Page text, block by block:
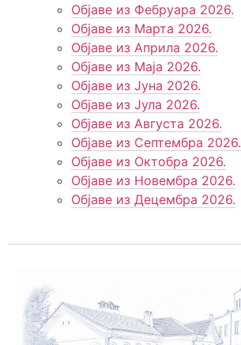
Објаве из Фебруара 2026.
Објаве из Марта 2026.
Објаве из Априла 2026.
Објаве из Маја 2026.
Објаве из Јуна 2026.
Објаве из Јула 2026.
Објаве из Августа 2026.
Објаве из Септембра 2026.
Објаве из Октобра 2026.
Објаве из Новембра 2026.
Објаве из Децембра 2026.